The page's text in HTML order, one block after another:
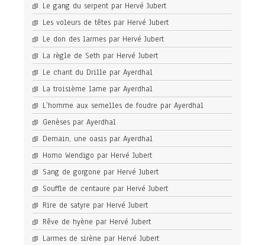
Le gang du serpent par Hervé Jubert
Les voleurs de têtes par Hervé Jubert
Le don des larmes par Hervé Jubert
La règle de Seth par Hervé Jubert
Le chant du Drille par Ayerdhal
La troisième lame par Ayerdhal
L’homme aux semelles de foudre par Ayerdhal
Genèses par Ayerdhal
Demain, une oasis par Ayerdhal
Homo Wendigo par Hervé Jubert
Sang de gorgone par Hervé Jubert
Souffle de centaure par Hervé Jubert
Rire de satyre par Hervé Jubert
Rêve de hyène par Hervé Jubert
Larmes de sirène par Hervé Jubert